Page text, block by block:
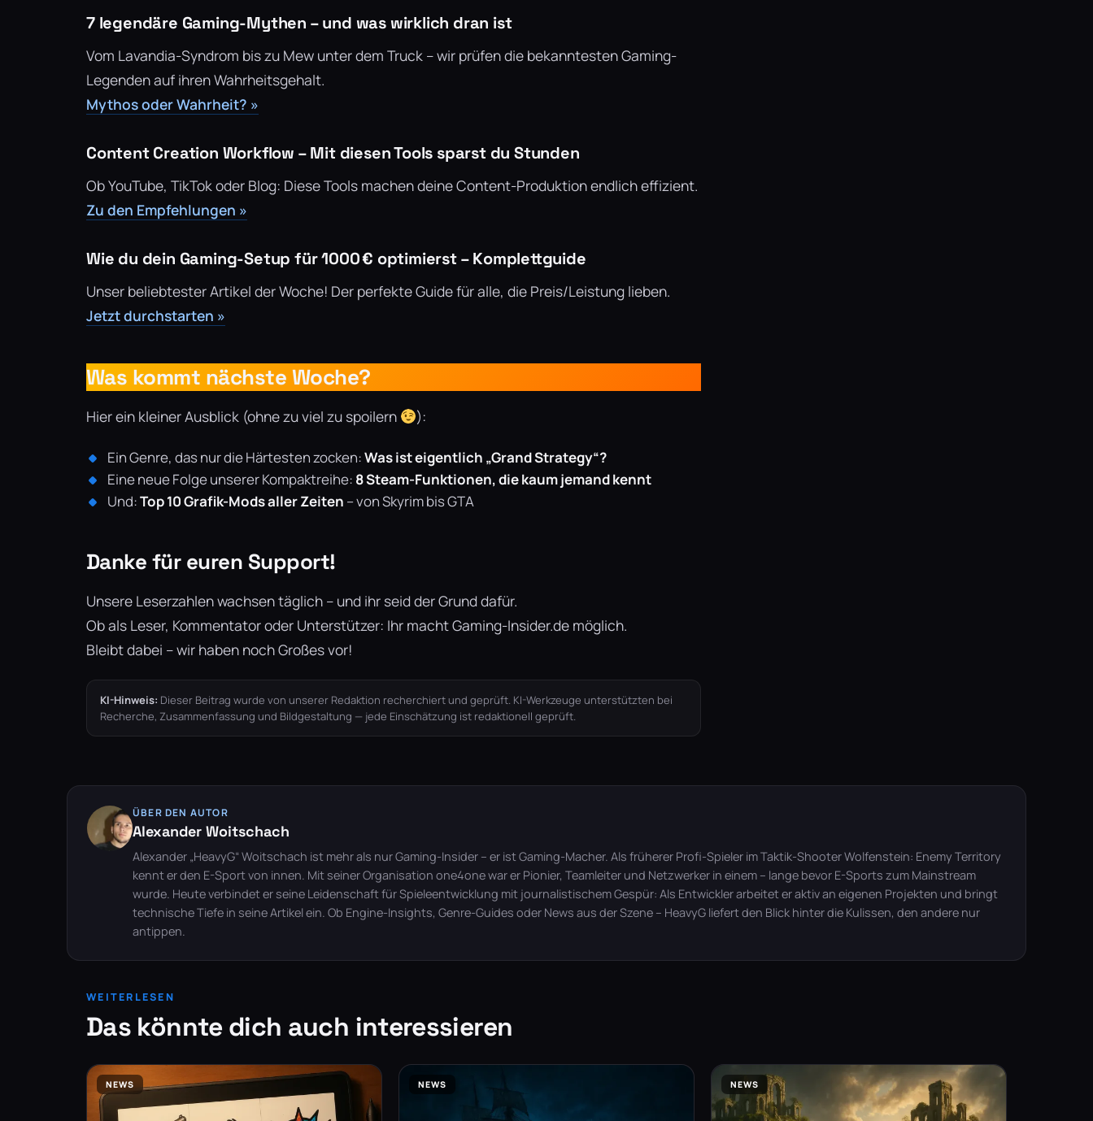
7 legendäre Gaming-Mythen – und was wirklich dran ist
Vom Lavandia-Syndrom bis zu Mew unter dem Truck – wir prüfen die bekanntesten Gaming-
Legenden auf ihren Wahrheitsgehalt.
Mythos oder Wahrheit? »
Content Creation Workflow – Mit diesen Tools sparst du Stunden
Ob YouTube, TikTok oder Blog: Diese Tools machen deine Content-Produktion endlich effizient.
Zu den Empfehlungen »
Wie du dein Gaming-Setup für 1000 € optimierst – Komplettguide
Unser beliebtester Artikel der Woche! Der perfekte Guide für alle, die Preis/Leistung lieben.
Jetzt durchstarten »
Was kommt nächste Woche?
Hier ein kleiner Ausblick (ohne zu viel zu spoilern ):
Ein Genre, das nur die Härtesten zocken:Was ist eigentlich „Grand Strategy“?
Eine neue Folge unserer Kompaktreihe: 8 Steam-Funktionen, die kaum jemand kennt
Und:Top 10 Grafik-Mods aller Zeiten – von Skyrim bis GTA
Danke für euren Support!
Unsere Leserzahlen wachsen täglich – und ihr seid der Grund dafür.
Ob als Leser, Kommentator oder Unterstützer: Ihr macht Gaming-Insider.de möglich.
Bleibt dabei – wir haben noch Großes vor!
KI-Hinweis: Dieser Beitrag wurde von unserer Redaktion recherchiert und geprüft. KI-Werkzeuge unterstützten bei
Recherche, Zusammenfassung und Bildgestaltung — jede Einschätzung ist redaktionell geprüft.
ÜBER DEN AUTOR
Alexander Woitschach
Alexander „HeavyG“ Woitschach ist mehr als nur Gaming-Insider – er ist Gaming-Macher. Als früherer Profi-Spieler im Taktik-Shooter Wolfenstein: Enemy Territory
kennt er den E-Sport von innen. Mit seiner Organisation one4one war er Pionier, Teamleiter und Netzwerker in einem – lange bevor E-Sports zum Mainstream
wurde. Heute verbindet er seine Leidenschaft für Spieleentwicklung mit journalistischem Gespür: Als Entwickler arbeitet er aktiv an eigenen Projekten und bringt
technische Tiefe in seine Artikel ein. Ob Engine-Insights, Genre-Guides oder News aus der Szene – HeavyG liefert den Blick hinter die Kulissen, den andere nur
antippen.
WEITERLESEN
Das könnte dich auch interessieren
NEWS NEWS NEWS